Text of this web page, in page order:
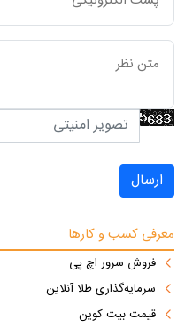
ارسال
معرفی کسب و کارها
فروش سرور اچ پی
سرمایه‌گذاری طلا آنلاین
قیمت بیت کوین